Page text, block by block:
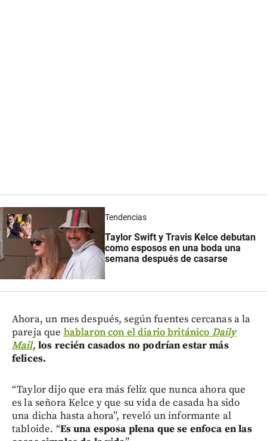
Tendencias
Taylor Swift y Travis Kelce debutan
como esposos en una boda una
semana después de casarse
Ahora, un mes después, según fuentes cercanas a la
pareja que hablaron con el diario británico Daily
Mail, los recién casados no podrían estar más
felices.
“Taylor dijo que era más feliz que nunca ahora que
es la señora Kelce y que su vida de casada ha sido
una dicha hasta ahora”, reveló un informante al
tabloide. “Es una esposa plena que se enfoca en las